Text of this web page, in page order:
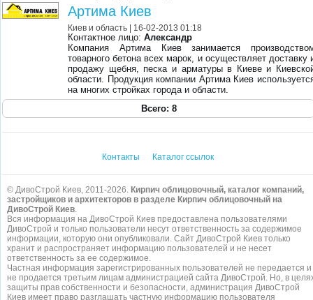
Артима Киев
Киев и область | 16-02-2013 01:18
Контактное лицо:Александр
Компания Артима Киев занимается
товарного бетона всех марок, и осуществляет доставку
продажу щебня, песка и арматуры в Киеве и
области. Продукция компании Артима Киев
на многих стройках города и области.
Всего: 8
Контакты Каталог ссылок
© ДивоСтрой Киев, 2011-2026. Кирпич облицовочный, каталог компаний,
застройщиков и архитекторов в разделе Кирпич облицовочный на
ДивоСтрой Киев.
Вся информация на ДивоСтрой Киев предоставлена пользователями
ДивоСтрой и только пользователи несут ответственность за содержимое
информации, которую они опубликовали. Сайт ДивоСтрой Киев только
хранит и распространяет информацию пользователей и не несет
ответственность за ее содержимое.
Частная информация зарегистрированных пользователей не передается и
не продается третьим лицам администрацией сайта ДивоСтрой. Но, в
защиты прав собственности и безопасности, администрация ДивоСтрой
Киев имеет право разглашать частную информацию пользователя